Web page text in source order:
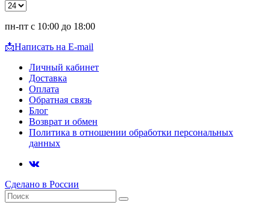
пн-пт с 10:00 до 18:00
📩Написать на E-mail
Личный кабинет
Доставка
Оплата
Обратная связь
Блог
Возврат и обмен
Политика в отношении обработки персональных
данных
Сделано в России